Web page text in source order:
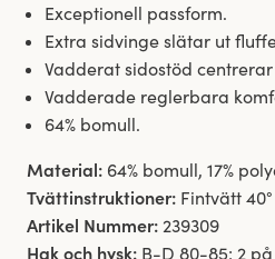
Exceptionell passform.
Extra sidvinge slätar ut
Vadderat sidostöd
Vadderade reglerbara
64% bomull.
Material: 64% bomull, 17%
Tvättinstruktioner: Fintvätt 40°
Artikel Nummer: 239309
Hak och hysk: B-D 80-85: 2